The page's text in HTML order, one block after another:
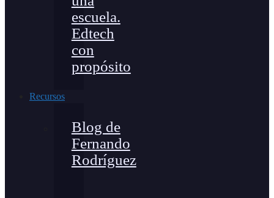
escuela.
Edtech
con
propósito
Recursos
Blog de
Fernando
Rodríguez